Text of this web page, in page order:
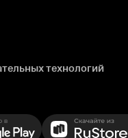
технологий